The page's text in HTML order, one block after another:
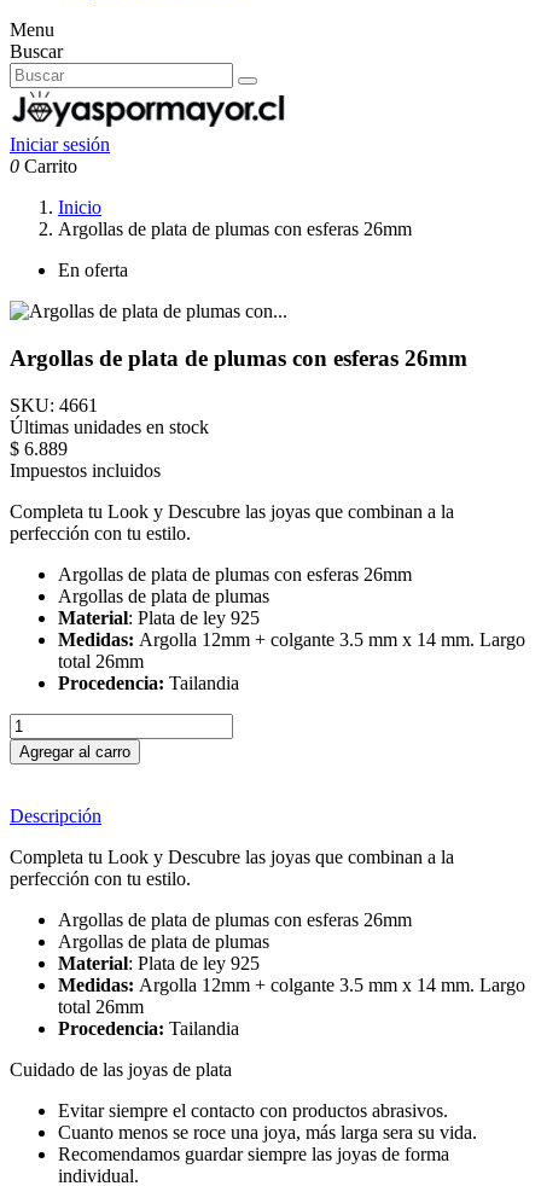
Menu
Buscar
Iniciar sesión
0 Carrito
Inicio
Argollas de plata de plumas con esferas 26mm
En oferta
Argollas de plata de plumas con esferas 26mm
SKU: 4661
Últimas unidades en stock
$ 6.889
Impuestos incluidos
Completa tu Look y Descubre las joyas que combinan a la
perfección con tu estilo.
Argollas de plata de plumas con esferas 26mm
Argollas de plata de plumas
Material: Plata de ley 925
Medidas: Argolla 12mm + colgante 3.5 mm x 14 mm. Largo
total 26mm
Procedencia: Tailandia
Agregar al carro
Descripción
Completa tu Look y Descubre las joyas que combinan a la
perfección con tu estilo.
Argollas de plata de plumas con esferas 26mm
Argollas de plata de plumas
Material: Plata de ley 925
Medidas: Argolla 12mm + colgante 3.5 mm x 14 mm. Largo
total 26mm
Procedencia: Tailandia
Cuidado de las joyas de plata
Evitar siempre el contacto con productos abrasivos.
Cuanto menos se roce una joya, más larga sera su vida.
Recomendamos guardar siempre las joyas de forma
individual.